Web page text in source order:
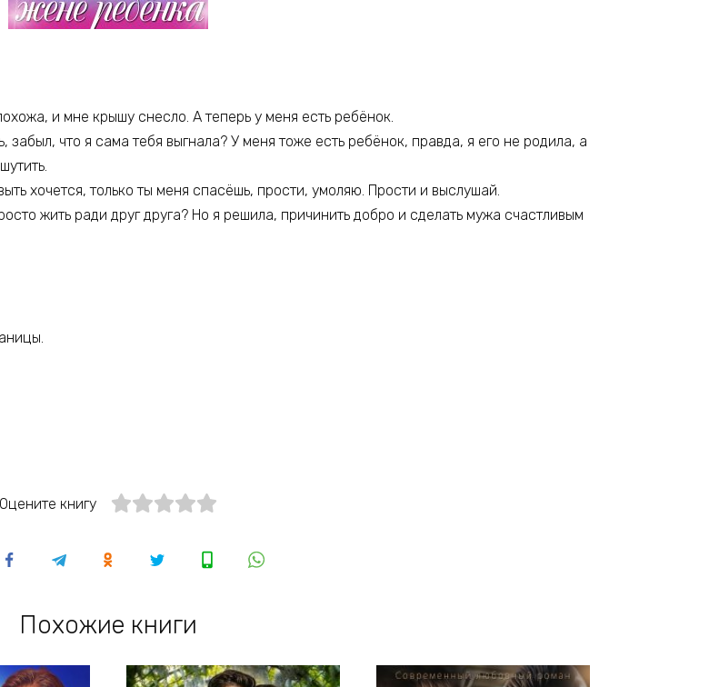
и мне крышу снесло. А теперь у меня есть ребёнок.
что я сама тебя выгнала? У меня тоже есть ребёнок, правда, я его не родила, а
хочется, только ты меня спасёшь, прости, умоляю. Прости и выслушай.
жить ради друг друга? Но я решила, причинить добро и сделать мужа счастливым
Оцените книгу
Похожие книги